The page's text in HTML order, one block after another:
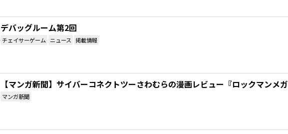
デバッグルーム第2回
チェイサーゲーム ニュース 掲載情報
【マンガ新聞】サイバーコネクトツーさわむらの漫画レビュー『ロックマンメ
マンガ新聞